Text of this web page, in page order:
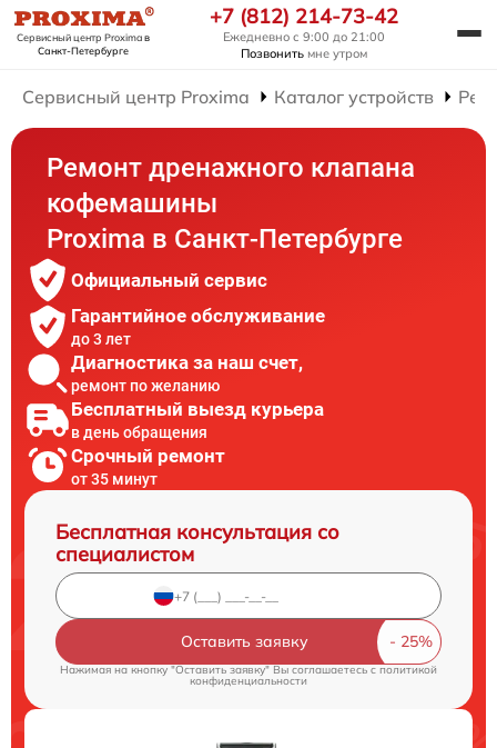
Сервисный центр Proximaв
Санкт-Петербурге
+7 (812) 214-73-42
Ежедневно с 9:00 до 21:00
Позвонить мне утром
Сервисный центр Proxima Каталог устройств
Ремонт дренажного клапана
кофемашины
Proxima в Санкт-Петербурге
Официальный сервис
Гарантийное обслуживание
до 3 лет
Диагностика за наш счет,
ремонт по желанию
Бесплатный выезд курьера
в день обращения
Срочный ремонт
от 35 минут
Бесплатная консультация со
специалистом
Оставить заявку
Нажимая на кнопку "Оставить заявку" Вы соглашаетесь cполитикой
конфиденциальности